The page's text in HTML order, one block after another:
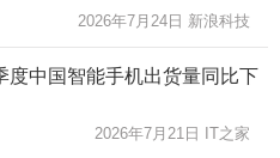
2026年7月24日 新浪科技
度中国智能手机出货量同比下
2026年7月21日 IT之家